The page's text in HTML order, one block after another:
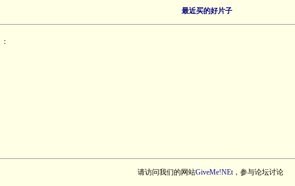
最近买的好片子
：
请访问我们的网站GiveMe!NEt，参与论坛讨论